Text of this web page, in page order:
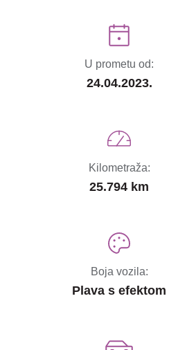
U prometu od:
24.04.2023.
Kilometraža:
25.794 km
Boja vozila:
Plava s efektom